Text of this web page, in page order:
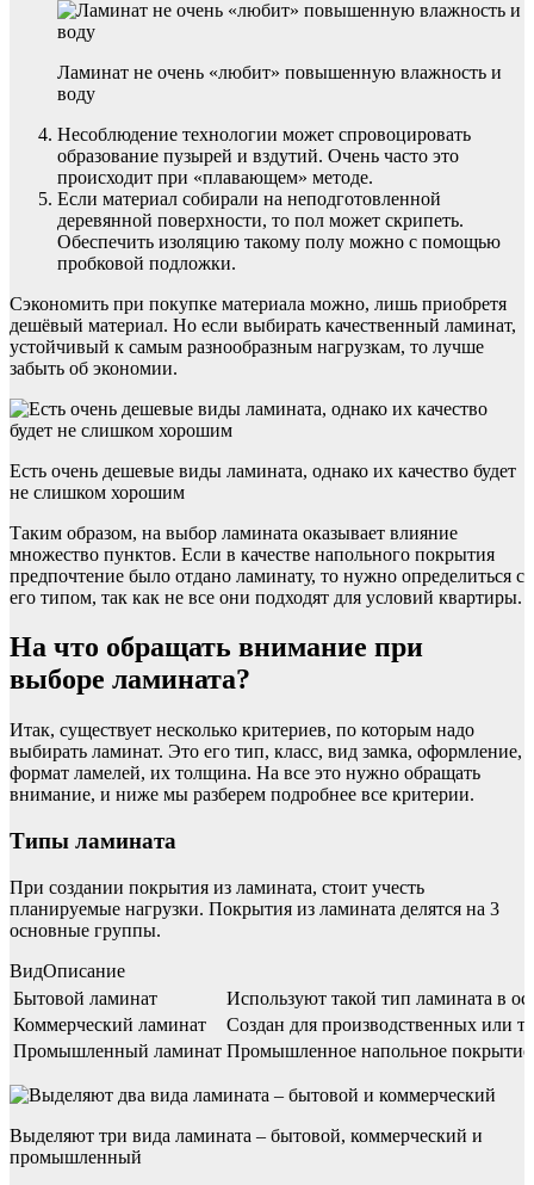
Ламинат не очень «любит» повышенную влажность и
воду
Несоблюдение технологии может спровоцировать
образование пузырей и вздутий. Очень часто это
происходит при «плавающем» методе.
Если материал собирали на неподготовленной
деревянной поверхности, то пол может скрипеть.
Обеспечить изоляцию такому полу можно с помощью
пробковой подложки.
Сэкономить при покупке материала можно, лишь приобретя
дешёвый материал. Но если выбирать качественный ламинат,
устойчивый к самым разнообразным нагрузкам, то лучше
забыть об экономии.
Есть очень дешевые виды ламината, однако их качество будет
не слишком хорошим
Таким образом, на выбор ламината оказывает влияние
множество пунктов. Если в качестве напольного покрытия
предпочтение было отдано ламинату, то нужно определиться с
его типом, так как не все они подходят для условий квартиры.
На что обращать внимание при
выборе ламината?
Итак, существует несколько критериев, по которым надо
выбирать ламинат. Это его тип, класс, вид замка, оформление,
формат ламелей, их толщина. На все это нужно обращать
внимание, и ниже мы разберем подробнее все критерии.
Типы ламината
При создании покрытия из ламината, стоит учесть
планируемые нагрузки. Покрытия из ламината делятся на 3
основные группы.
ВидОписание
Бытовой ламинат
Используют такой тип ламината в
Коммерческий ламинат
Создан для производственных или
Промышленный ламинат Промышленное напольное покрытие
Выделяют три вида ламината – бытовой, коммерческий и
промышленный